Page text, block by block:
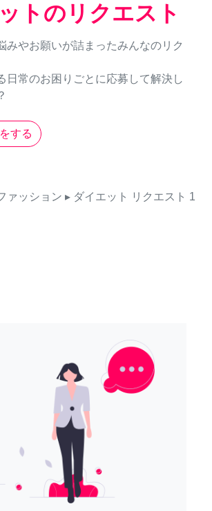
トのリクエスト
みやお願いが詰まったみんなのリク
日常のお困りごとに応募して解決し
する
ァッション ▸ ダイエット リクエスト 1